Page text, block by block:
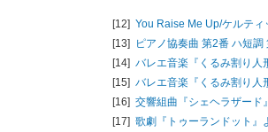
[12] You Raise Me Up/ケルティ
[13] ピアノ協奏曲 第2番 ハ短調
[14] バレエ音楽『くるみ割り人
[15] バレエ音楽『くるみ割り人
[16] 交響組曲『シェヘラザード
[17] 歌劇『トゥーランドット』